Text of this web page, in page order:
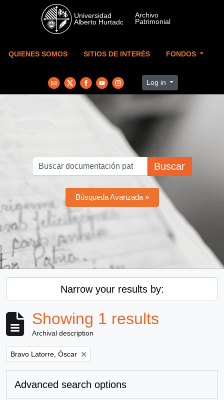
Skip to main content
QUIENES SOMOS SITIOS DE INTERÉS FONDOS
Log in
Buscar
Búsqueda Avanzada »
Narrow your results by:
Showing 1 results
Archival description
Remove filter:
Bravo Latorre, Óscar
Advanced search options